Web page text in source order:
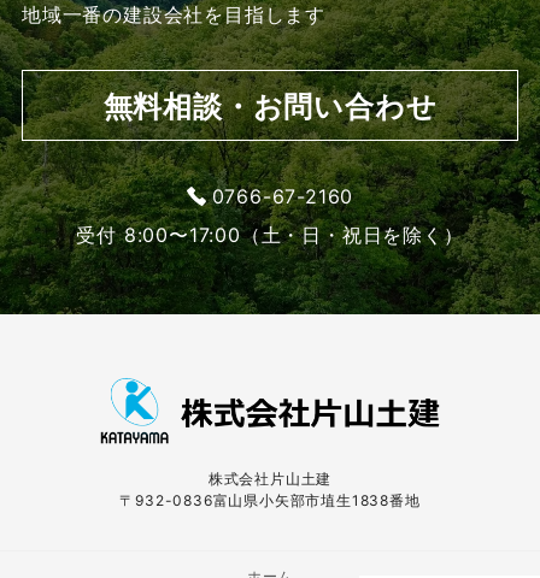
地域一番の建設会社を目指します
無料相談・お問い合わせ
0766-67-2160
受付 8:00〜17:00（土・日・祝日を除く）
株式会社片山土建
〒932-0836富山県小矢部市埴生1838番地